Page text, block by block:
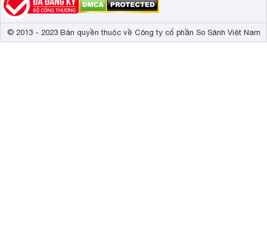
© 2013 - 2023 Bản quyền thuộc về Công ty cổ phần So Sánh Việt Nam